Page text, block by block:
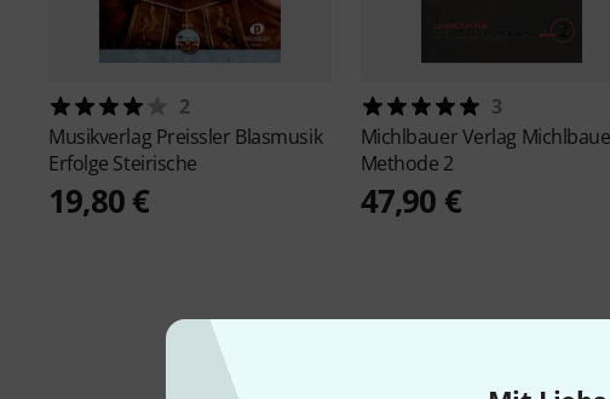
2
Musikverlag Preissler Blasmusik
Erfolge Steirische
19,80 €
3
Michlbauer Verlag
Methode 2
47,90 €